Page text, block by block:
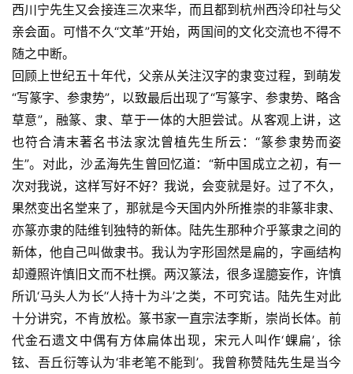
西川宁先生又会接连三次来华，而且都到杭州西泠印社与父
亲会面。可惜不久“文革”开始，两国间的文化交流也不得不
随之中断。
回顾上世纪五十年代，父亲从关注汉字的隶变过程，到萌发
“写篆字、参隶势”，以致最后出现了“写篆字、参隶势、略含
草意”，融篆、隶、草于一体的大胆尝试。从客观上讲，这
也符合清末著名书法家沈曾植先生所云：“篆参隶势而姿
生”。对此，沙孟海先生曾回忆道：“新中国成立之初，有一
次对我说，这样写好不好？我说，会变就是好。过了不久，
果然变出名堂来了，那就是今天国内外所推崇的非篆非隶、
亦篆亦隶的陆维钊独特的新体。陆先生那种介乎篆隶之间的
新体，他自己叫做隶书。我认为字形固然是扁的，字画结构
却遵照许慎旧文而不杜撰。两汉篆法，很多逞臆妄作，许慎
所讥‘马头人为长’‘人持十为斗’之类，不可究诘。陆先生对此
十分讲究，不肯放松。篆书家一直宗法李斯，崇尚长体。前
代金石遗文中偶有方体扁体出现，宋元人叫作‘蜾扁’，徐
铉、吾丘衍等认为‘非老笔不能到’。我曾称赞陆先生是当今